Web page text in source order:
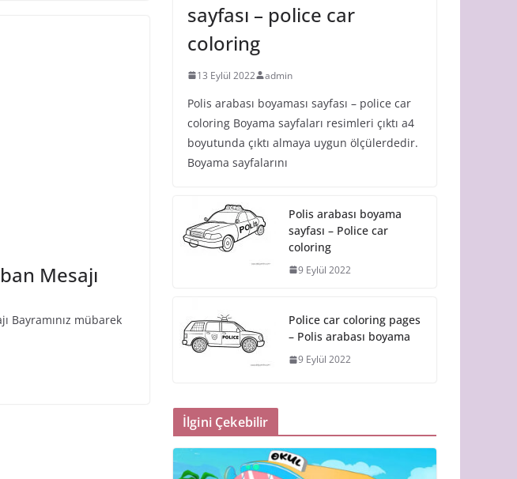
Mesajı
Bayramınız mübarek
sayfası – police car
coloring
13 Eylül 2022 admin
Polis arabası boyaması sayfası – police car
coloring Boyama sayfaları resimleri çıktı a4
boyutunda çıktı almaya uygun ölçülerdedir.
Boyama sayfalarını
Polis arabası boyama
sayfası – Police car
coloring
9 Eylül 2022
Police car coloring pages
– Polis arabası boyama
9 Eylül 2022
İlgini Çekebilir